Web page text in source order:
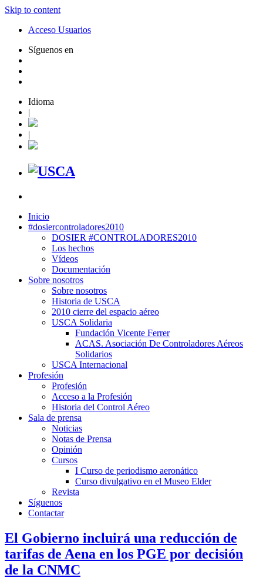
Skip to content
Acceso Usuarios
Síguenos en
Idioma
|
|
Inicio
#dosiercontroladores2010
DOSIER #CONTROLADORES2010
Los hechos
Vídeos
Documentación
Sobre nosotros
Sobre nosotros
Historia de USCA
2010 cierre del espacio aéreo
USCA Solidaria
Fundación Vicente Ferrer
ACAS. Asociación De Controladores Aéreos
Solidarios
USCA Internacional
Profesión
Profesión
Acceso a la Profesión
Historia del Control Aéreo
Sala de prensa
Noticias
Notas de Prensa
Opinión
Cursos
I Curso de periodismo aeronático
Curso divulgativo en el Museo Elder
Revista
Síguenos
Contactar
El Gobierno incluirá una reducción de
tarifas de Aena en los PGE por decisión
de la CNMC